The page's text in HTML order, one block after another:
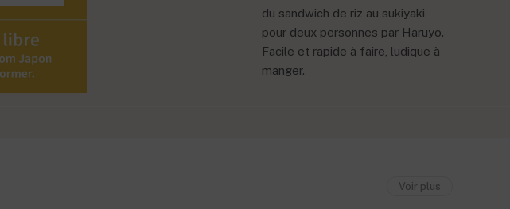
du sandwich de riz au sukiyaki
pour deux personnes par Haruyo.
Facile et rapide à faire, ludique à
manger.
Voir plus